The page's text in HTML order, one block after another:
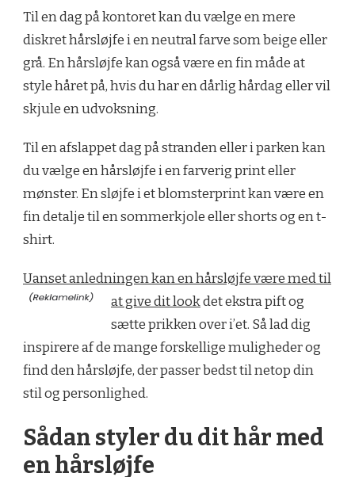
Til en dag på kontoret kan du vælge en mere
diskret hårsløjfe i en neutral farve som beige eller
grå. En hårsløjfe kan også være en fin måde at
style håret på, hvis du har en dårlig hårdag eller vil
skjule en udvoksning.
Til en afslappet dag på stranden eller i parken kan
du vælge en hårsløjfe i en farverig print eller
mønster. En sløjfe i et blomsterprint kan være en
fin detalje til en sommerkjole eller shorts og en t-
shirt.
Uanset anledningen kan en hårsløjfe være med til
at give dit lookdet ekstra pift og
sætte prikken over i’et. Så lad dig
inspirere af de mange forskellige muligheder og
find den hårsløjfe, der passer bedst til netop din
stil og personlighed.
Sådan styler du dit hår med
en hårsløjfe